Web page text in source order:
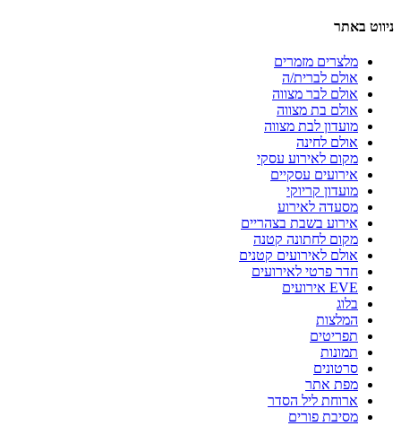
ניווט באתר
מלצרים מזמרים
אולם לברית/ה
אולם לבר מצווה
אולם בת מצווה
מועדון לבת מצווה
אולם לחינה
מקום לאירוע עסקי
אירועים עסקיים
מועדון קריוקי
מסעדה לאירוע
אירוע בשבת בצהריים
מקום לחתונה קטנה
אולם לאירועים קטנים
חדר פרטי לאירועים
EVE אירועים
בלוג
המלצות
תפריטים
תמונות
סרטונים
מפת אתר
ארוחת ליל הסדר
מסיבת פורים